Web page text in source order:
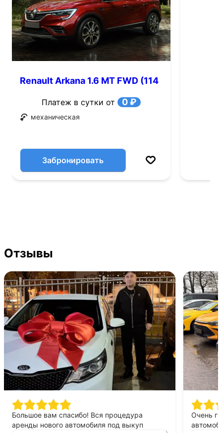
Renault Arkana 1.6 MT FWD (114
Платеж в сутки от 0 ₽
механическая
Забронировать
Отзывы
Большое вам спасибо! Вся процедура
аренды нового автомобиля под выкуп
Очень